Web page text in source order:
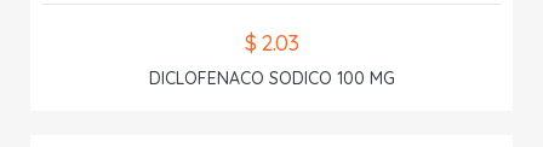
$ 2.03
DICLOFENACO SODICO 100 MG